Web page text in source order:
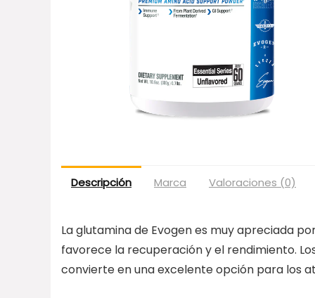
Descripción Marca Valoraciones (0)
La glutamina de Evogen es muy apreciada
favorece la recuperación y el rendimiento.
convierte en una excelente opción para los